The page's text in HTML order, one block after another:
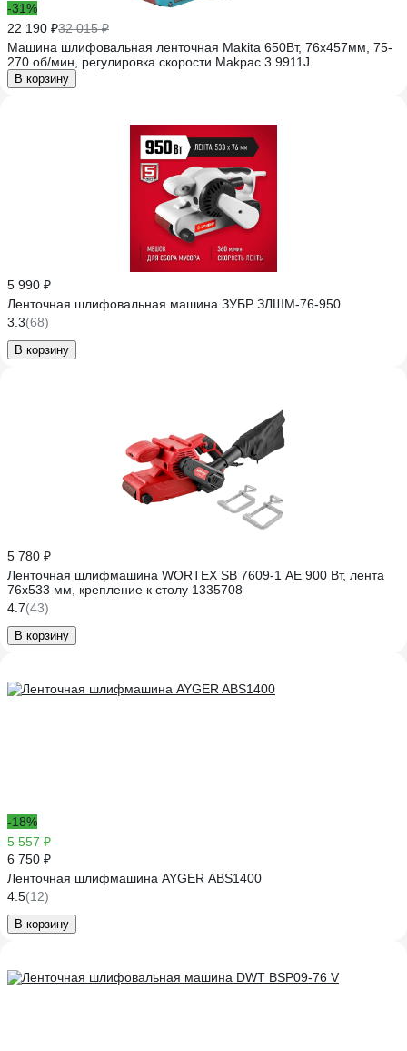
-31%
22 190 ₽32 015 ₽
Машина шлифовальная ленточная Makita 650Вт, 76х457мм, 75-
270 об/мин, регулировка скорости Makpac 3 9911J
В корзину
5 990 ₽
Ленточная шлифовальная машина ЗУБР ЗЛШМ-76-950
3.3(68)
В корзину
5 780 ₽
Ленточная шлифмашина WORTEX SB 7609-1 AE 900 Вт, лента
76x533 мм, крепление к столу 1335708
4.7(43)
В корзину
-18%
5 557 ₽
6 750 ₽
Ленточная шлифмашина AYGER ABS1400
4.5(12)
В корзину